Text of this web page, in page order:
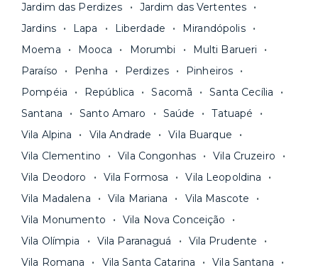
Jardim das Perdizes
Jardim das Vertentes
Jardins
Lapa Liberdade
Mirandópolis
Moema
Mooca Morumbi
Multi Barueri
Paraíso
Penha Perdizes
Pinheiros
Pompéia
República Sacomã
Santa Cecília
Santana
Santo Amaro Saúde
Tatuapé
Vila Alpina
Vila Andrade
Vila Buarque
Vila Clementino
Vila Congonhas
Vila Cruzeiro
Vila Deodoro
Vila Formosa
Vila Leopoldina
Vila Madalena
Vila Mariana
Vila Mascote
Vila Monumento
Vila Nova Conceição
Vila Olímpia
Vila Paranaguá
Vila Prudente
Vila Romana
Vila Santa Catarina
Vila Santana